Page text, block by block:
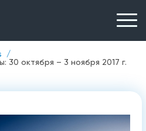
30 октября – 3 ноября 2017 г.